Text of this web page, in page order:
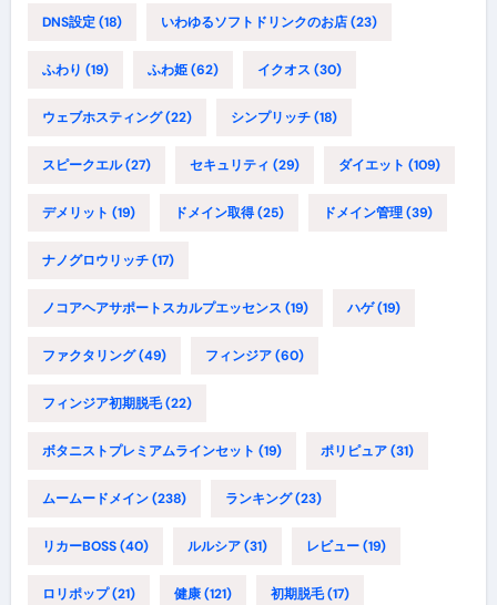
DNS設定(18) いわゆるソフトドリンクのお店(23)
ふわり (19) ふわ姫(62) イクオス (30)
ウェブホスティング(22) シンプリッチ(18)
スピークエル(27) セキュリティ (29) ダイエット (109)
デメリット (19) ドメイン取得(25) ドメイン管理(39)
ナノグロウリッチ(17)
ノコアヘアサポートスカルプエッセンス (19) ハゲ(19)
ファクタリング(49) フィンジア(60)
フィンジア初期脱毛(22)
ボタニストプレミアムラインセット (19) ポリピュア(31)
ムームードメイン(238) ランキング(23)
リカーBOSS(40) ルルシア(31) レビュー(19)
ロリポップ(21) 健康(121) 初期脱毛(17)